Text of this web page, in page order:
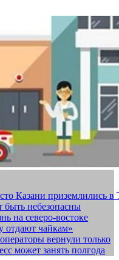
Казани приземлились в
быть небезопасны
на северо-востоке
отдают чайкам»
вернули только
может занять полгода